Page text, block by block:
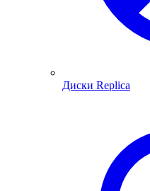
Диски Replica